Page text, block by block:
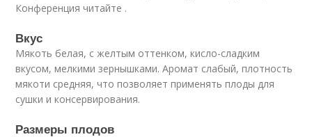
Конференция читайте .
Вкус
Мякоть белая, с желтым оттенком, кисло-сладким
вкусом, мелкими зернышками. Аромат слабый, плотность
мякоти средняя, что позволяет применять плоды для
сушки и консервирования.
Размеры плодов